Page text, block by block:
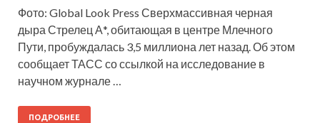
Фото: Global Look Press Сверхмассивная черная
дыра Стрелец А*, обитающая в центре Млечного
Пути, пробуждалась 3,5 миллиона лет назад. Об этом
сообщает ТАСС со ссылкой на исследование в
научном журнале …
ПОДРОБНЕЕ